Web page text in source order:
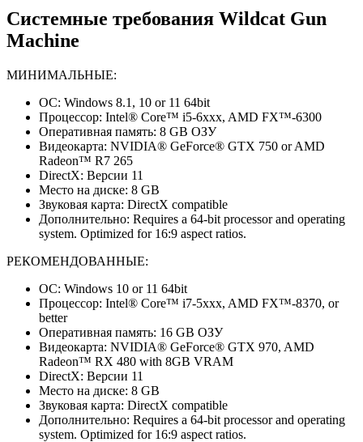
Системные требования Wildcat Gun
Machine
МИНИМАЛЬНЫЕ:
ОС: Windows 8.1, 10 or 11 64bit
Процессор: Intel® Core™ i5-6xxx, AMD FX™-6300
Оперативная память: 8 GB ОЗУ
Видеокарта: NVIDIA® GeForce® GTX 750 or AMD
Radeon™ R7 265
DirectX: Версии 11
Место на диске: 8 GB
Звуковая карта: DirectX compatible
Дополнительно: Requires a 64-bit processor and operating
system. Optimized for 16:9 aspect ratios.
РЕКОМЕНДОВАННЫЕ:
ОС: Windows 10 or 11 64bit
Процессор: Intel® Core™ i7-5xxx, AMD FX™-8370, or
better
Оперативная память: 16 GB ОЗУ
Видеокарта: NVIDIA® GeForce® GTX 970, AMD
Radeon™ RX 480 with 8GB VRAM
DirectX: Версии 11
Место на диске: 8 GB
Звуковая карта: DirectX compatible
Дополнительно: Requires a 64-bit processor and operating
system. Optimized for 16:9 aspect ratios.